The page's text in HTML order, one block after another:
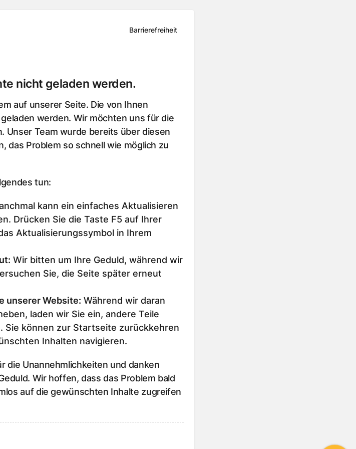
Barrierefreiheit
nicht geladen werden.
auf unserer Seite. Die von Ihnen
werden. Wir möchten uns für die
Unser Team wurde bereits über diesen
das Problem so schnell wie möglich zu
tun:
kann ein einfaches Aktualisieren
Drücken Sie die Taste F5 auf Ihrer
Aktualisierungssymbol in Ihrem
: Wir bitten um Ihre Geduld, während wir
Sie, die Seite später erneut
unserer Website: Während wir daran
laden wir Sie ein, andere Teile
Sie können zur Startseite zurückkehren
Inhalten navigieren.
die Unannehmlichkeiten und danken
Wir hoffen, dass das Problem bald
auf die gewünschten Inhalte zugreifen